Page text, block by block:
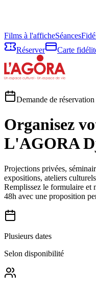
Films à l'afficheSéances
Réserver
Carte
Demande de
Organisez
L'AGORA
Projections privées,
expositions, ateliers
Remplissez le formulaire et
48h avec une proposition
Plusieurs dates
Selon disponibilité